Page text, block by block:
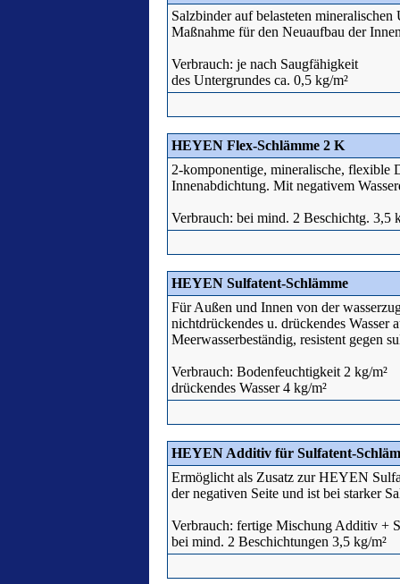
Salzbinder auf belasteten
Maßnahme für den Neuaufbau der
Verbrauch: je nach Saugfähigkeit
des Untergrundes ca. 0,5 kg/m²
HEYEN Flex-Schlämme 2 K
2-komponentige, mineralische, flexible
Innenabdichtung. Mit negativem
Verbrauch: bei mind. 2 Beschichtg. 3,5
HEYEN Sulfatent-Schlämme
Für Außen und Innen von der
nichtdrückendes u. drückendes Wasser
Meerwasserbeständig, resistent gegen
Verbrauch: Bodenfeuchtigkeit 2 kg/m²
drückendes Wasser 4 kg/m²
HEYEN Additiv für Sulfatent-
Ermöglicht als Zusatz zur HEYEN
der negativen Seite und ist bei starker
Verbrauch: fertige Mischung Additiv +
bei mind. 2 Beschichtungen 3,5 kg/m²